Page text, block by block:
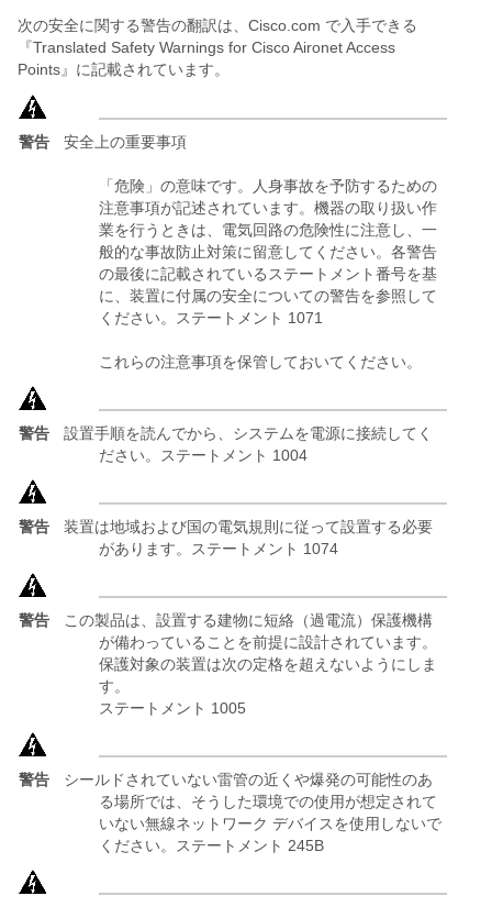
次の安全に関する警告の翻訳は、Cisco.com で入手できる
『Translated Safety Warnings for Cisco Aironet Access
Points』に記載されています。
警告 安全上の重要事項
「危険」の意味です。人身事故を予防するための
注意事項が記述されています。機器の取り扱い作
業を行うときは、電気回路の危険性に注意し、一
般的な事故防止対策に留意してください。各警告
の最後に記載されているステートメント番号を基
に、装置に付属の安全についての警告を参照して
ください。ステートメント 1071
これらの注意事項を保管しておいてください。
警告
設置手順を読んでから、システムを電源に接続してく
ださい。ステートメント 1004
警告
装置は地域および国の電気規則に従って設置する必要
があります。ステートメント 1074
警告
この製品は、設置する建物に短絡（過電流）保護機構
が備わっていることを前提に設計されています。
保護対象の装置は次の定格を超えないようにしま
す。
ステートメント 1005
警告
シールドされていない雷管の近くや爆発の可能性のあ
る場所では、そうした環境での使用が想定されて
いない無線ネットワーク デバイスを使用しないで
ください。ステートメント 245B